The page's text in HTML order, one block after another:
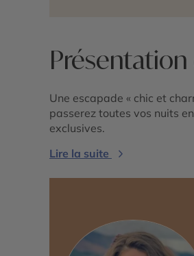
Présentation
Une escapade « chic et
passerez toutes vos nuits
exclusives.
Lire la suite